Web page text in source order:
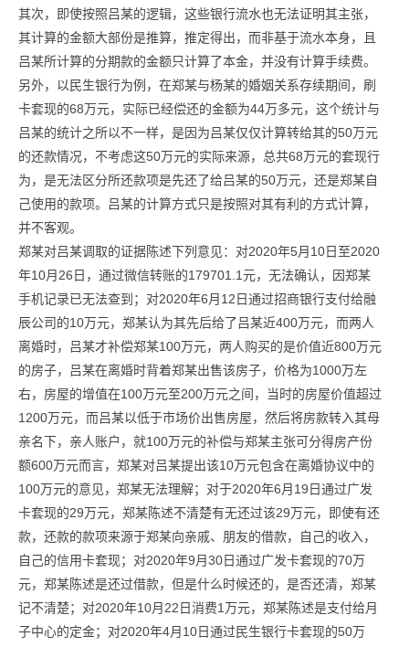
其次，即使按照吕某的逻辑，这些银行流水也无法证明其主张，
其计算的金额大部份是推算，推定得出，而非基于流水本身，且
吕某所计算的分期款的金额只计算了本金，并没有计算手续费。
另外，以民生银行为例，在郑某与杨某的婚姻关系存续期间，刷
卡套现的68万元，实际已经偿还的金额为44万多元，这个统计与
吕某的统计之所以不一样，是因为吕某仅仅计算转给其的50万元
的还款情况，不考虑这50万元的实际来源，总共68万元的套现行
为，是无法区分所还款项是先还了给吕某的50万元，还是郑某自
己使用的款项。吕某的计算方式只是按照对其有利的方式计算，
并不客观。
郑某对吕某调取的证据陈述下列意见：对2020年5月10日至2020
年10月26日，通过微信转账的179701.1元，无法确认，因郑某
手机记录已无法查到；对2020年6月12日通过招商银行支付给融
辰公司的10万元，郑某认为其先后给了吕某近400万元，而两人
离婚时，吕某才补偿郑某100万元，两人购买的是价值近800万元
的房子，吕某在离婚时背着郑某出售该房子，价格为1000万左
右，房屋的增值在100万元至200万元之间，当时的房屋价值超过
1200万元，而吕某以低于市场价出售房屋，然后将房款转入其母
亲名下，亲人账户，就100万元的补偿与郑某主张可分得房产份
额600万元而言，郑某对吕某提出该10万元包含在离婚协议中的
100万元的意见，郑某无法理解；对于2020年6月19日通过广发
卡套现的29万元，郑某陈述不清楚有无还过该29万元，即使有还
款，还款的款项来源于郑某向亲戚、朋友的借款，自己的收入，
自己的信用卡套现；对2020年9月30日通过广发卡套现的70万
元，郑某陈述是还过借款，但是什么时候还的，是否还清，郑某
记不清楚；对2020年10月22日消费1万元，郑某陈述是支付给月
子中心的定金；对2020年4月10日通过民生银行卡套现的50万